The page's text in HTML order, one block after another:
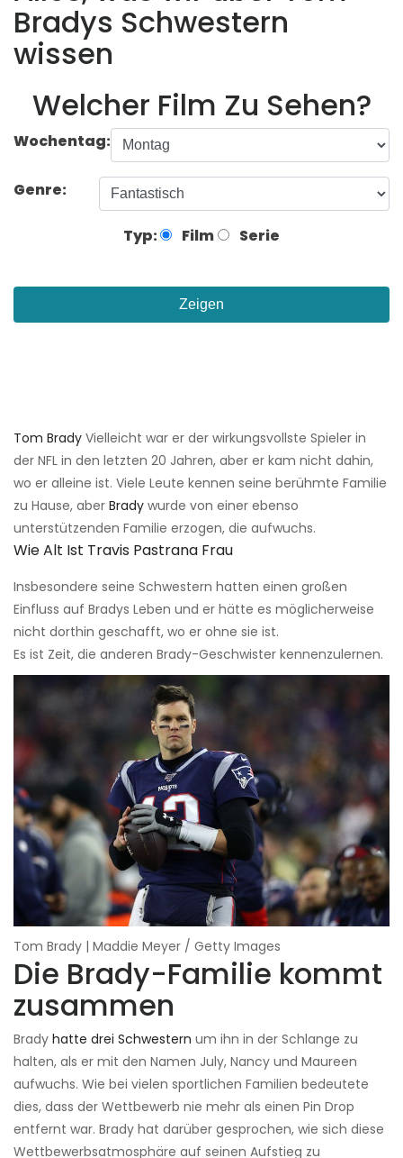
Bradys Schwestern
wissen
Welcher Film Zu Sehen?
Wochentag:
Genre:
Typ: Film Serie
Zeigen
Tom Brady Vielleicht war er der wirkungsvollste Spieler in
der NFL in den letzten 20 Jahren, aber er kam nicht dahin,
wo er alleine ist. Viele Leute kennen seine berühmte Familie
zu Hause, aber Brady wurde von einer ebenso
unterstützenden Familie erzogen, die aufwuchs.
Wie Alt Ist Travis Pastrana Frau
Insbesondere seine Schwestern hatten einen großen
Einfluss auf Bradys Leben und er hätte es möglicherweise
nicht dorthin geschafft, wo er ohne sie ist.
Es ist Zeit, die anderen Brady-Geschwister kennenzulernen.
Tom Brady | Maddie Meyer / Getty Images
Die Brady-Familie kommt
zusammen
Brady hatte drei Schwestern um ihn in der Schlange zu
halten, als er mit den Namen July, Nancy und Maureen
aufwuchs. Wie bei vielen sportlichen Familien bedeutete
dies, dass der Wettbewerb nie mehr als einen Pin Drop
entfernt war. Brady hat darüber gesprochen, wie sich diese
Wettbewerbsatmosphäre auf seinen Aufstieg zu